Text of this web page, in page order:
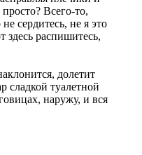
Всего-то,
сердитесь, не я это
здесь распишитесь,
долетит
сладкой туалетной
наружу, и вся